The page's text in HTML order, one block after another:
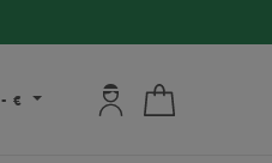
- € Mon compte : se